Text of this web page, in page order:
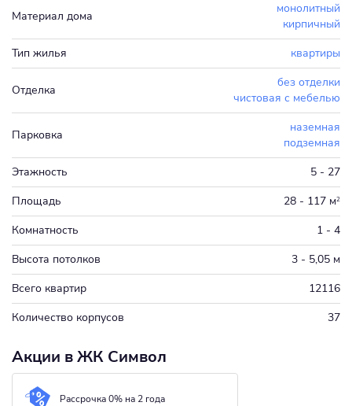
Материал дома
монолитный
кирпичный
Тип жилья
квартиры
Отделка
без отделки
чистовая с мебелью
Парковка
наземная
подземная
Этажность
5 - 27
Площадь
28 - 117 м2
Комнатность
1 - 4
Высота потолков
3 - 5,05 м
Всего квартир
12116
Количество корпусов
37
Акции в ЖК Символ
Рассрочка 0% на 2 года